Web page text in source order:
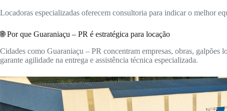
Locadoras especializadas oferecem consultoria para indicar o melhor
🌐 Por que Guaraniaçu – PR é estratégica para locação
Cidades como Guaraniaçu – PR concentram empresas, obras, galpões
garante agilidade na entrega e assistência técnica especializada.